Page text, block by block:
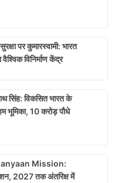
पर कुमारस्वामी: भारत
विनिर्माण केंद्र
सिंह: विकसित भारत के
भूमिका, 10 करोड़ पौधे
Mission:
2027 तक अंतरिक्ष में